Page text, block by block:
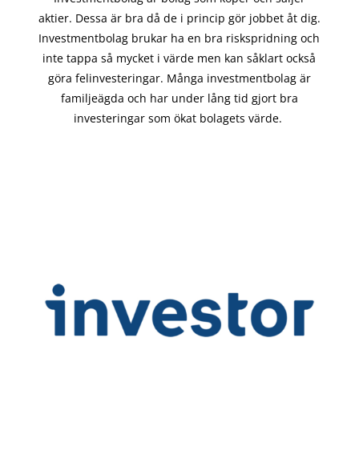
aktier. Dessa är bra då de i princip görjobbet åt dig.
Investmentbolag brukar ha en bra riskspridning och
inte tappa så mycket i värde men kan såklart också
göra felinvesteringar. Många investmentbolag är
familjeägda och har under lång tid gjort bra
investeringar som ökat bolagets värde.